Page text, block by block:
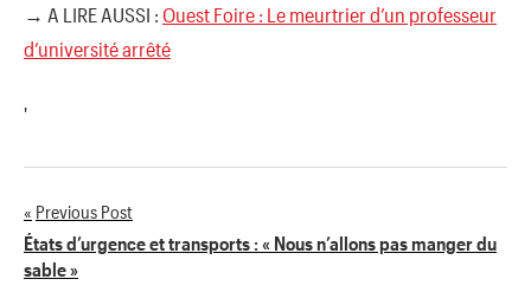
→ A LIRE AUSSI : Ouest Foire : Le meurtrier d’un professeur
d’université arrêté
'
Navigation
Previous Post
États d’urgence et transports : « Nous n’allons pas manger du
sable »